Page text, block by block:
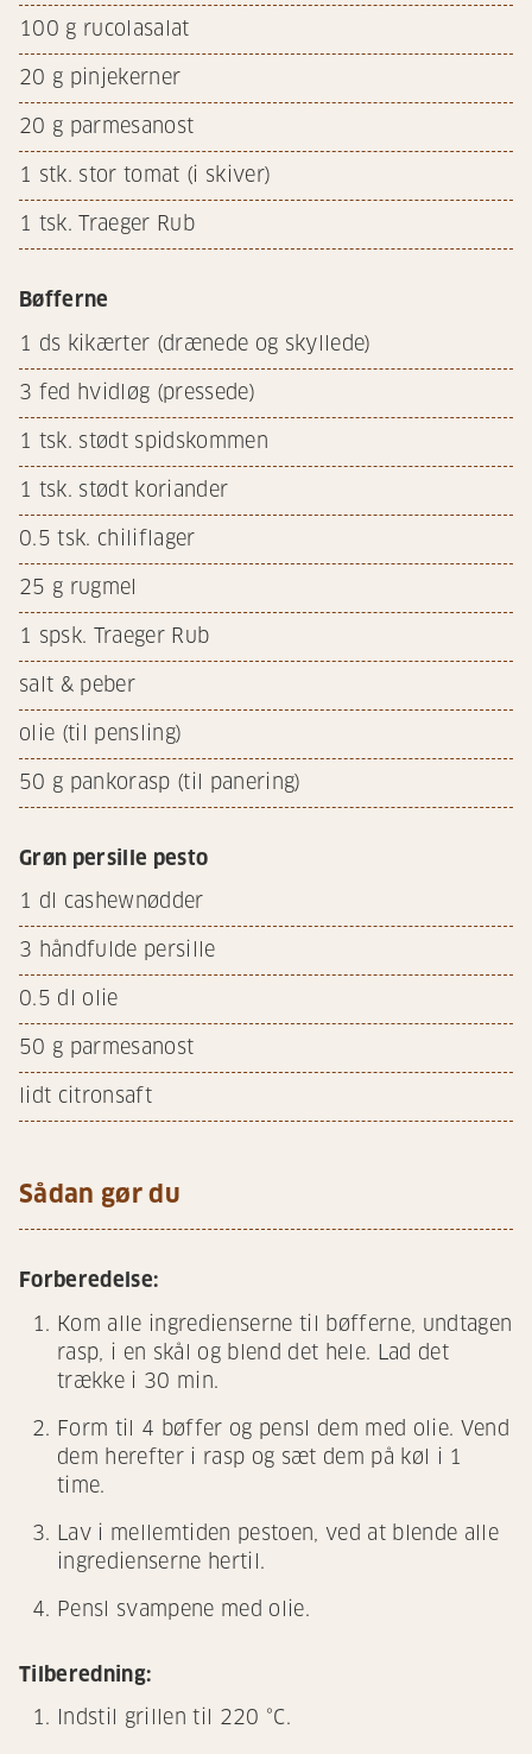
100 g rucolasalat
20 g pinjekerner
20 g parmesanost
1 stk. stor tomat (i skiver)
1 tsk. Traeger Rub
Bøfferne
1 ds kikærter (drænede og skyllede)
3 fed hvidløg (pressede)
1 tsk. stødt spidskommen
1 tsk. stødt koriander
0.5 tsk. chiliflager
25 g rugmel
1 spsk. Traeger Rub
salt & peber
olie (til pensling)
50 g pankorasp (til panering)
Grøn persille pesto
1 dl cashewnødder
3 håndfulde persille
0.5 dl olie
50 g parmesanost
lidt citronsaft
Sådan gør du
Forberedelse:
Kom alle ingredienserne til bøfferne, undtagen
rasp, i en skål og blend det hele. Lad det
trække i 30 min.
Form til 4 bøffer og pensl dem med olie. Vend
dem herefter i rasp og sæt dem på køl i 1
time.
Lav i mellemtiden pestoen, ved at blende alle
ingredienserne hertil.
Pensl svampene med olie.
Tilberedning:
Indstil grillen til 220 °C.